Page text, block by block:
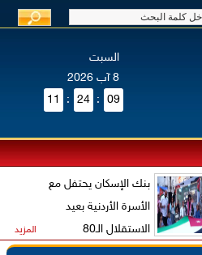
السبت
8 آب 2026
11
: 24 : 09
بنك الإسكان يحتفل مع
الأسرة الأردنية بعيد
الاستقلال الـ80
المزيد